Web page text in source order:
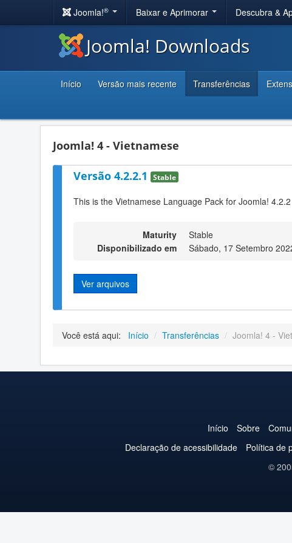
Joomla!® Baixar e Aprimorar Descubra &
Joomla! Downloads
Início Versão mais recente Transferências
Joomla! 4 - Vietnamese
Versão 4.2.2.1 Stable
This is the Vietnamese Language Pack for Joomla! 4.2.2
Maturity
Stable
Disponibilizado em
Sábado, 17 Setembro
Ver arquivos
Você está aqui: Início / Transferências / Joomla! 4 -
Início Sobre
Declaração de acessibilidade
Política de
©